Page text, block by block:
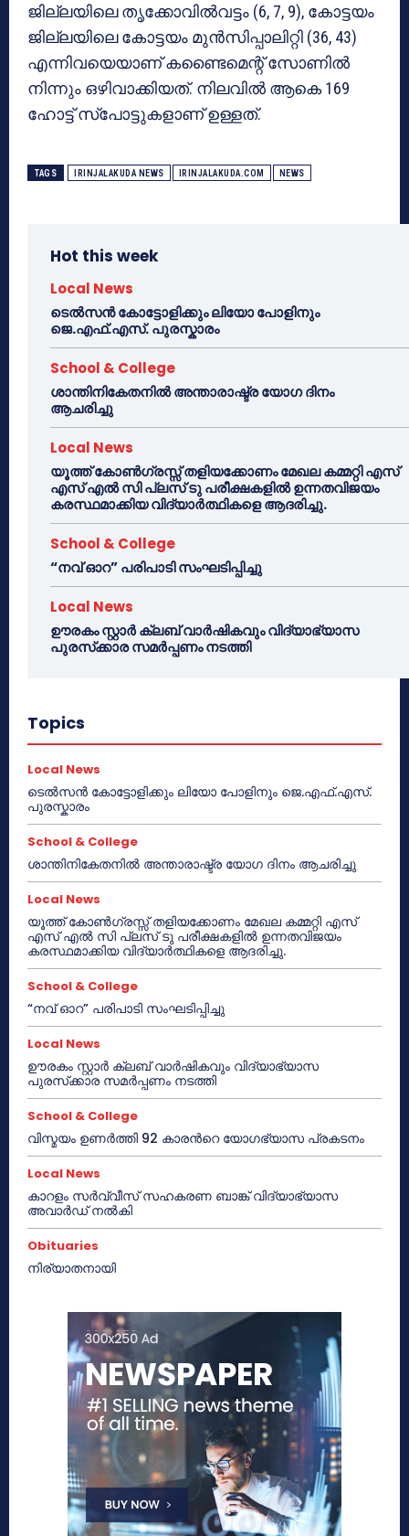
ജില്ലയിലെ തൃക്കോവില്‍വട്ടം (6, 7, 9), കോട്ടയം
ജില്ലയിലെ കോട്ടയം മുന്‍സിപ്പാലിറ്റി (36, 43)
എന്നിവയെയാണ് കണ്ടൈമെന്റ് സോണില്‍
നിന്നും ഒഴിവാക്കിയത്. നിലവില്‍ ആകെ 169
ഹോട്ട് സ്‌പോട്ടുകളാണ് ഉള്ളത്.
TAGS IRINJALAKUDA NEWS IRINJALAKUDA.COM NEWS
Hot this week
Local News
ടെൽസൻ കോട്ടോളിക്കും ലിയോ പോളിനും
ജെ.എഫ്.എസ്. പുരസ്കാരം
School & College
ശാന്തിനികേതനിൽ അന്താരാഷ്ട്ര യോഗ ദിനം
ആചരിച്ചു
Local News
യൂത്ത് കോൺഗ്രസ്സ് തളിയക്കോണം മേഖല കമ്മറ്റി എസ്
എസ് എൽ സി പ്ലസ് ടു പരീക്ഷകളിൽ ഉന്നതവിജയം
കരസ്ഥമാക്കിയ വിദ്യാർത്ഥികളെ ആദരിച്ചു.
School & College
“നവ് ഓറ” പരിപാടി സംഘടിപ്പിച്ചു
Local News
ഊരകം സ്റ്റാർ ക്ലബ് വാർഷികവും വിദ്യാഭ്യാസ
പുരസ്‌ക്കാര സമർപ്പണം നടത്തി
Topics
Local News
ടെൽസൻ കോട്ടോളിക്കും ലിയോ പോളിനും ജെ.എഫ്.എസ്.
പുരസ്കാരം
School & College
ശാന്തിനികേതനിൽ അന്താരാഷ്ട്ര യോഗ ദിനം ആചരിച്ചു
Local News
യൂത്ത് കോൺഗ്രസ്സ് തളിയക്കോണം മേഖല കമ്മറ്റി എസ്
എസ് എൽ സി പ്ലസ് ടു പരീക്ഷകളിൽ ഉന്നതവിജയം
കരസ്ഥമാക്കിയ വിദ്യാർത്ഥികളെ ആദരിച്ചു.
School & College
“നവ് ഓറ” പരിപാടി സംഘടിപ്പിച്ചു
Local News
ഊരകം സ്റ്റാർ ക്ലബ് വാർഷികവും വിദ്യാഭ്യാസ
പുരസ്‌ക്കാര സമർപ്പണം നടത്തി
School & College
വിസ്മയം ഉണർത്തി 92 കാരൻറെ യോഗഭ്യാസ പ്രകടനം
Local News
കാറളം സർവ്വീസ് സഹകരണ ബാങ്ക് വിദ്യാഭ്യാസ
അവാർഡ് നൽകി
Obituaries
നിര്യാതനായി